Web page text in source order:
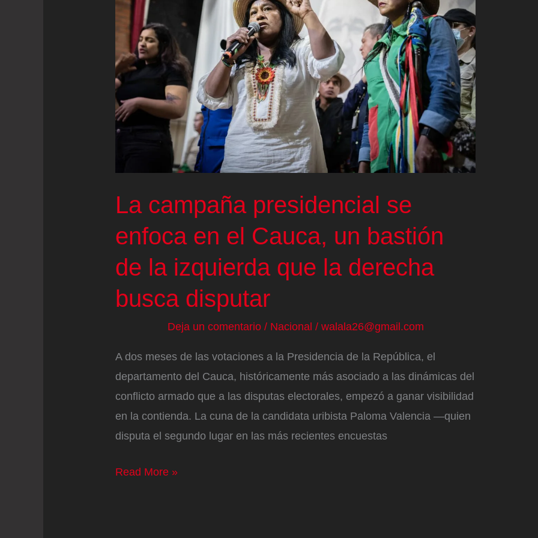
La campaña presidencial se
enfoca en el Cauca, un bastión
de la izquierda que la derecha
busca disputar
Deja un comentario / Nacional / walala26@gmail.com
A dos meses de las votaciones a la Presidencia de la República, el
departamento del Cauca, históricamente más asociado a las dinámicas del
conflicto armado que a las disputas electorales, empezó a ganar visibilidad
en la contienda. La cuna de la candidata uribista Paloma Valencia —quien
disputa el segundo lugar en las más recientes encuestas
La
Read More »